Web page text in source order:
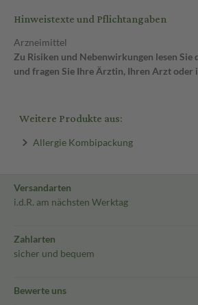
Hinweistexte und Pflichtangaben
Arzneimittel
Zu Risiken und Nebenwirkungen lesen Sie
und fragen Sie Ihre Ärztin, Ihren Arzt oder
Weitere Produkte aus:
Allergie Kombipackung
Versandarten
i.d.R. am nächsten Werktag
Zahlarten
sicher und bequem
Bewerte uns